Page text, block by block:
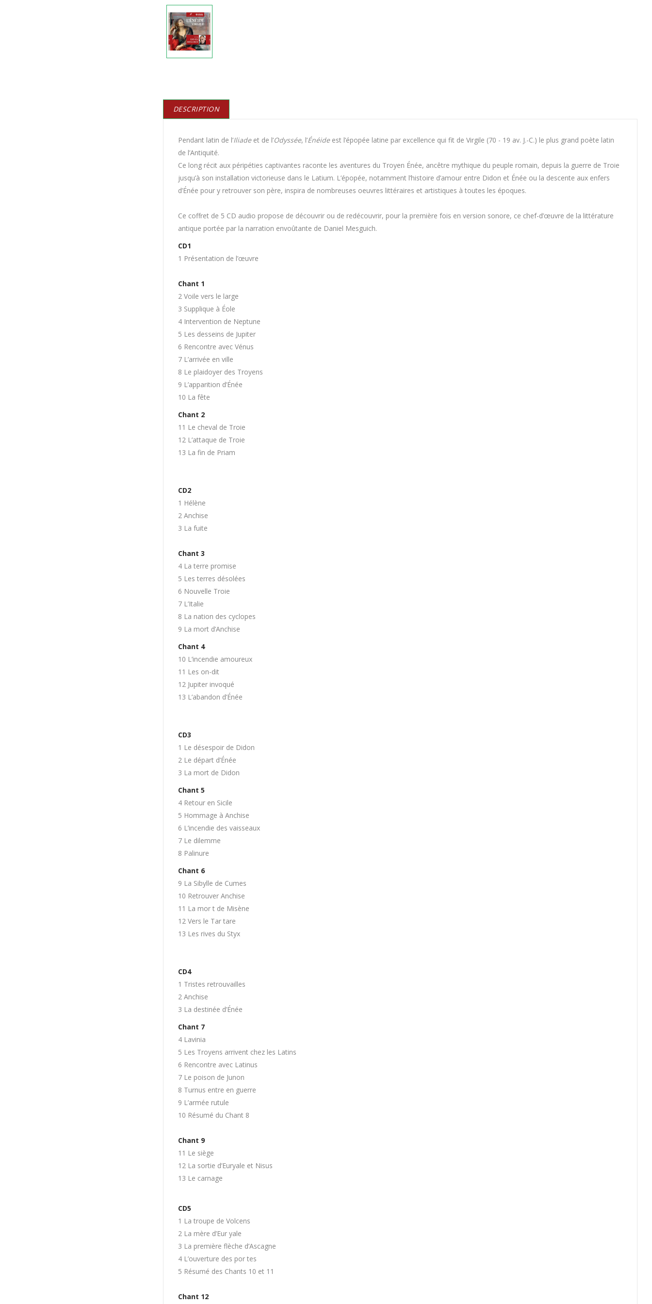
DESCRIPTION
Pendant latin de l’Iliadeet de l’Odyssée, l’Énéideest l’épopée latine par excellence qui fit de Virgile (70 - 19 av. J.-C.) le plus grand poète latin
de l’Antiquité.
Ce long récit aux péripéties captivantes raconte les aventures du Troyen Énée, ancêtre mythique du peuple romain, depuis la guerre de Troie
jusqu’à son installation victorieuse dans le Latium. L’épopée, notamment l’histoire d’amour entre Didon et Énée ou la descente aux enfers
d’Énée pour y retrouver son père, inspira de nombreuses oeuvres littéraires et artistiques à toutes les époques.
Ce coffret de 5 CD audio propose de découvrir ou de redécouvrir, pour la première fois en version sonore, ce chef-d’œuvre de la littérature
antique portée par la narration envoûtante de Daniel Mesguich.
CD1
1 Présentation de l’œuvre
Chant 1
2 Voile vers le large
3 Supplique à Éole
4 Intervention de Neptune
5 Les desseins de Jupiter
6 Rencontre avec Vénus
7 L’arrivée en ville
8 Le plaidoyer des Troyens
9 L’apparition d’Énée
10 La fête
Chant 2
11 Le cheval de Troie
12 L’attaque de Troie
13 La fin de Priam
CD2
1 Hélène
2 Anchise
3 La fuite
Chant 3
4 La terre promise
5 Les terres désolées
6 Nouvelle Troie
7 L’Italie
8 La nation des cyclopes
9 La mort d’Anchise
Chant 4
10 L’incendie amoureux
11 Les on-dit
12 Jupiter invoqué
13 L’abandon d’Énée
CD3
1 Le désespoir de Didon
2 Le départ d’Énée
3 La mort de Didon
Chant 5
4 Retour en Sicile
5 Hommage à Anchise
6 L’incendie des vaisseaux
7 Le dilemme
8 Palinure
Chant 6
9 La Sibylle de Cumes
10 Retrouver Anchise
11 La mor t de Misène
12 Vers le Tar tare
13 Les rives du Styx
CD4
1 Tristes retrouvailles
2 Anchise
3 La destinée d’Énée
Chant 7
4 Lavinia
5 Les Troyens arrivent chez les Latins
6 Rencontre avec Latinus
7 Le poison de Junon
8 Turnus entre en guerre
9 L’armée rutule
10 Résumé du Chant 8
Chant 9
11 Le siège
12 La sortie d’Euryale et Nisus
13 Le carnage
CD5
1 La troupe de Volcens
2 La mère d’Eur yale
3 La première flèche d’Ascagne
4 L’ouverture des por tes
5 Résumé des Chants 10 et 11
Chant 12